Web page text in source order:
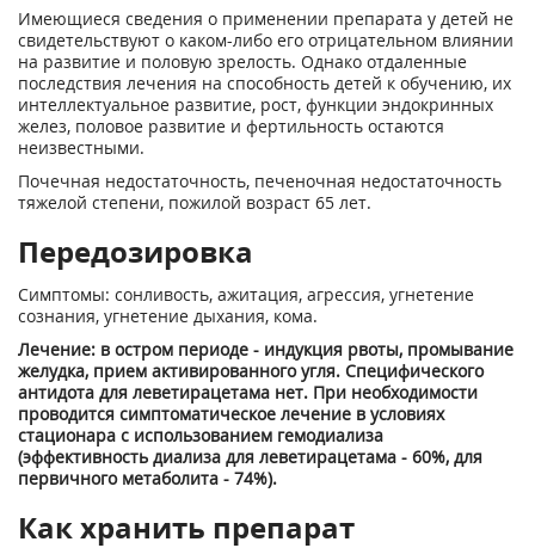
Имеющиеся сведения о применении препарата у детей не
свидетельствуют о каком-либо его отрицательном влиянии
на развитие и половую зрелость. Однако отдаленные
последствия лечения на способность детей к обучению, их
интеллектуальное развитие, рост, функции эндокринных
желез, половое развитие и фертильность остаются
неизвестными.
Почечная недостаточность, печеночная недостаточность
тяжелой степени, пожилой возраст 65 лет.
Передозировка
Симптомы: сонливость, ажитация, агрессия, угнетение
сознания, угнетение дыхания, кома.
Лечение: в остром периоде - индукция рвоты, промывание
желудка, прием активированного угля. Специфического
антидота для леветирацетама нет. При необходимости
проводится симптоматическое лечение в условиях
стационара с использованием гемодиализа
(эффективность диализа для леветирацетама - 60%, для
первичного метаболита - 74%).
Как хранить препарат